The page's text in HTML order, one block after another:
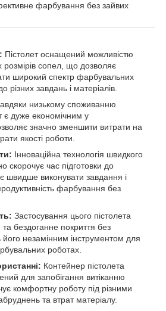
фарбування без зайвих
Пістолет оснащений можливістю
розмірів сопел, що дозволяє
широкий спектр фарбувальних
різних завдань і матеріалів.
низькому споживанню
є дуже економічним у
значно зменшити витрати на
якості роботи.
Інноваційна технологія швидкого
скорочує час підготовки до
швидше виконувати завдання і
фарбування без
Застосування цього пістолета
та бездоганне покриття без
незамінним інструментом для
роботах.
Контейнер пістолета
для запобігання витіканню
комфортну роботу під різними
та втрат матеріалу.